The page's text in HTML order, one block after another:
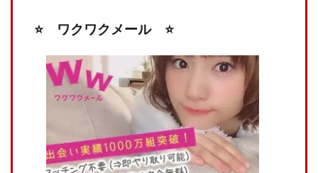
⭐️ ワクワクメール ⭐️